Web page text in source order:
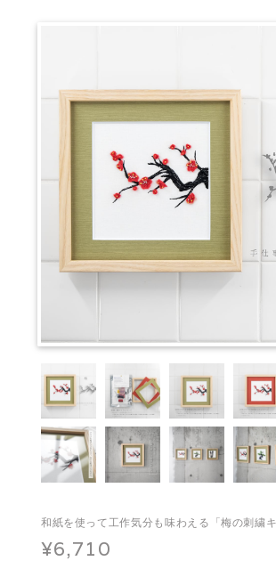
和紙を使って工作気分も味わえる「梅の刺繍キ
¥6,710